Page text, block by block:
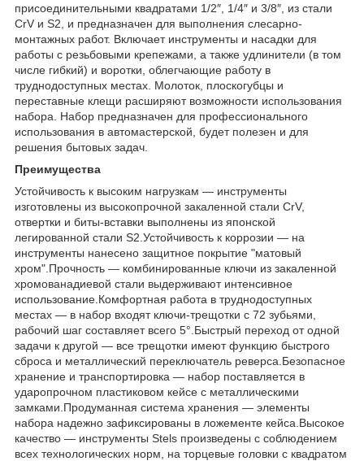
присоединительными квадратами 1/2″, 1/4″ и 3/8″, из стали
CrV и S2, и предназначен для выполнения слесарно-
монтажных работ. Включает инструменты и насадки для
работы с резьбовыми крепежами, а также удлинители (в том
числе гибкий) и воротки, облегчающие работу в
труднодоступных местах. Молоток, плоскогубцы и
переставные клещи расширяют возможности использования
набора. Набор предназначен для профессионального
использования в автомастерской, будет полезен и для
решения бытовых задач.
Преимущества
Устойчивость к высоким нагрузкам — инструменты
изготовлены из высокопрочной закаленной стали CrV,
отвертки и биты-вставки выполнены из японской
легированной стали S2.Устойчивость к коррозии — на
инструменты нанесено защитное покрытие "матовый
хром".Прочность — комбинированные ключи из закаленной
хромованадиевой стали выдерживают интенсивное
использование.Комфортная работа в труднодоступных
местах — в набор входят ключи-трещотки с 72 зубьями,
рабочий шаг составляет всего 5°.Быстрый переход от одной
задачи к другой — все трещотки имеют функцию быстрого
сброса и металлический переключатель реверса.Безопасное
хранение и транспортировка — набор поставляется в
ударопрочном пластиковом кейсе с металлическими
замками.Продуманная система хранения — элементы
набора надежно зафиксированы в ложементе кейса.Высокое
качество — инструменты Stels произведены с соблюдением
всех технологических норм, на торцевые головки с квадратом